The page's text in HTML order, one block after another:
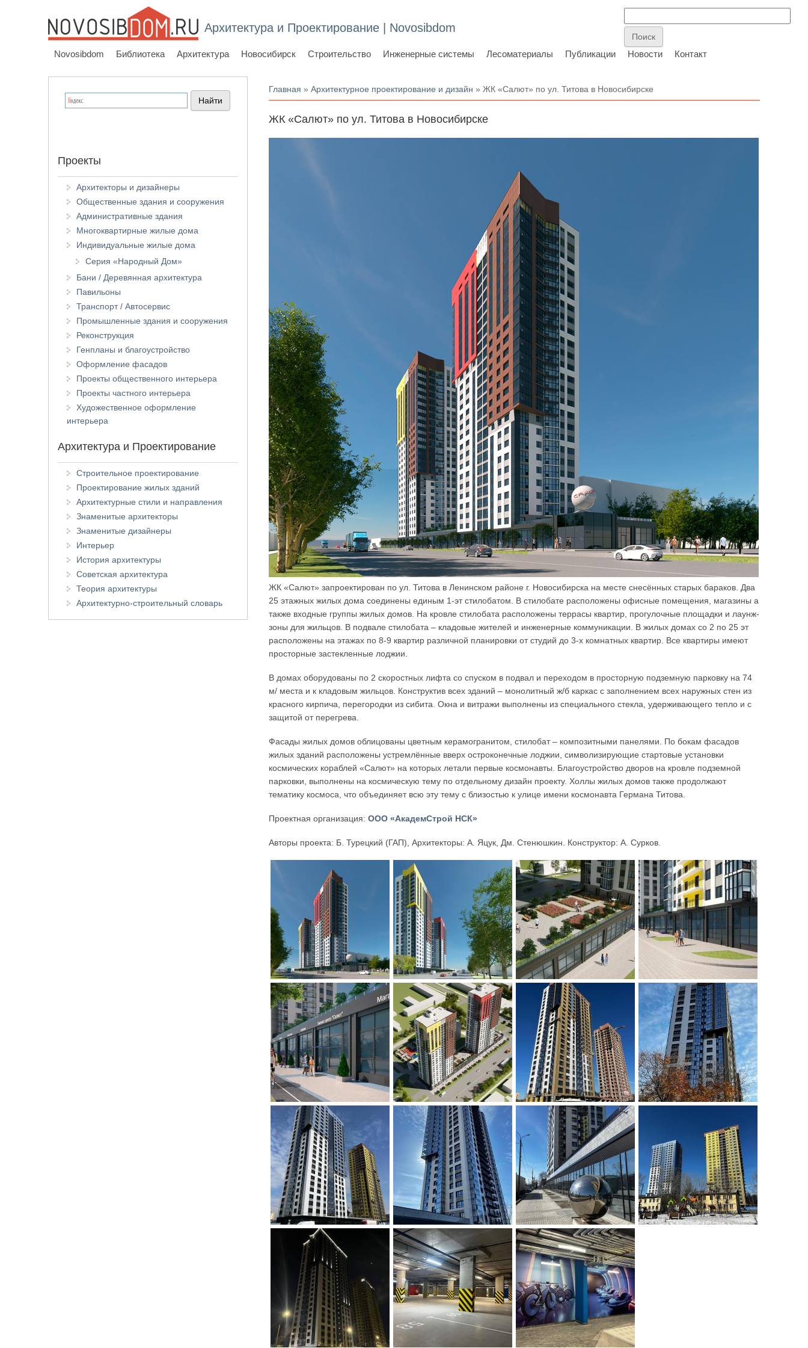
Архитектура и Проектирование | Novosibdom
Novosibdom Библиотека Архитектура Новосибирск Строительство Инженерные системы Лесоматериалы Публикации Новости Контакт
Вы здесь
Главная »Архитектурное проектирование и дизайн » ЖК «Салют» по ул. Титова в Новосибирске
ЖК «Салют» по ул. Титова в Новосибирске
ЖК «Салют» запроектирован по ул. Титова в Ленинском районе г. Новосибирска на месте снесённых старых бараков. Два
25 этажных жилых дома соединены единым 1-эт стилобатом. В стилобате расположены офисные помещения, магазины а
также входные группы жилых домов. На кровле стилобата расположены террасы квартир, прогулочные площадки и лаунж-
зоны для жильцов. В подвале стилобата – кладовые жителей и инженерные коммуникации. В жилых домах со 2 по 25 эт
расположены на этажах по 8-9 квартир различной планировки от студий до 3-х комнатных квартир. Все квартиры имеют
просторные застекленные лоджии.
В домах оборудованы по 2 скоростных лифта со спуском в подвал и переходом в просторную подземную парковку на 74
м/ места и к кладовым жильцов. Конструктив всех зданий – монолитный ж/б каркас с заполнением всех наружных стен из
красного кирпича, перегородки из сибита. Окна и витражи выполнены из специального стекла, удерживающего тепло и с
защитой от перегрева.
Фасады жилых домов облицованы цветным керамогранитом, стилобат – композитными панелями. По бокам фасадов
жилых зданий расположены устремлённые вверх остроконечные лоджии, символизирующие стартовые установки
космических кораблей «Салют» на которых летали первые космонавты. Благоустройство дворов на кровле подземной
парковки, выполнены на космическую тему по отдельному дизайн проекту. Холлы жилых домов также продолжают
тематику космоса, что объединяет всю эту тему с близостью к улице имени космонавта Германа Титова.
Проектная организация:ООО «АкадемСтрой НСК»
Авторы проекта: Б. Турецкий (ГАП), Архитекторы: А. Яцук, Дм. Стенюшкин. Конструктор: А. Сурков.
Проекты
Архитекторы и дизайнеры
Общественные здания и сооружения
Административные здания
Многоквартирные жилые дома
Индивидуальные жилые дома
Серия «Народный Дом»
Бани / Деревянная архитектура
Павильоны
Транспорт / Автосервис
Промышленные здания и сооружения
Реконструкция
Генпланы и благоустройство
Оформление фасадов
Проекты общественного интерьера
Проекты частного интерьера
Художественное оформление
интерьера
Архитектура и Проектирование
Строительное проектирование
Проектирование жилых зданий
Архитектурные стили и направления
Знаменитые архитекторы
Знаменитые дизайнеры
Интерьер
История архитектуры
Советская архитектура
Теория архитектуры
Архитектурно-строительный словарь